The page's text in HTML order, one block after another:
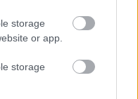
storage
or app.
storage
sikerült
visszatérhetett a
betöltött
meg annyira,